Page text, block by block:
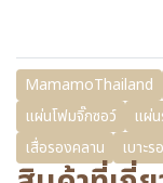
MamamoThailand
แผ่นโฟมจิ๊กซอว์
แผ่
เสื่อรองคลาน
เบาะ